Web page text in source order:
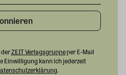
ZEIT Verlagsgruppeper E-Mail
Einwilligung kann ich jederzeit
.